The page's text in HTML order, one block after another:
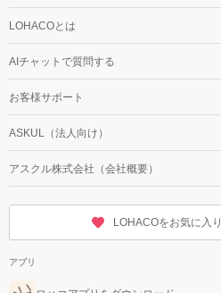
LOHACOとは
AIチャットで質問する
お客様サポート
ASKUL（法人向け）
アスクル株式会社（会社概要）
LOHACOをお気に入
アプリ